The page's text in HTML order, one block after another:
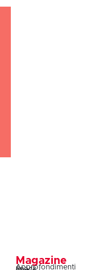
Magazine
Approfondimenti